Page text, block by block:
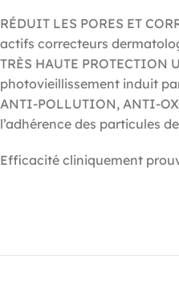
RÉDUIT LES PORES ET
actifs correcteurs
TRÈS HAUTE
photovieillissement induit
ANTI-POLLUTION, ANTI-
l’adhérence des particules
Efficacité cliniquement